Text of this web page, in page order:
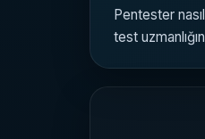
Pentester
test